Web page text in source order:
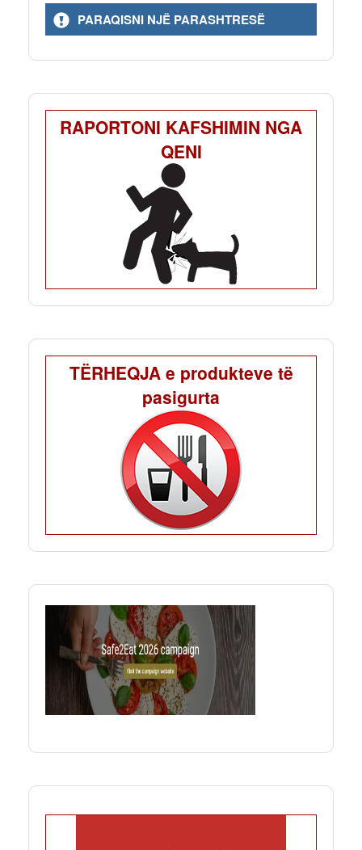
PARAQISNI NJË PARASHTRESË
RAPORTONI KAFSHIMIN NGA
QENI
TËRHEQJA e produkteve të
pasigurta